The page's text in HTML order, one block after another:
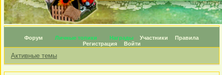
Форум Личные топики Награды Участники
Правила
Регистрация
Войти
Активные темы